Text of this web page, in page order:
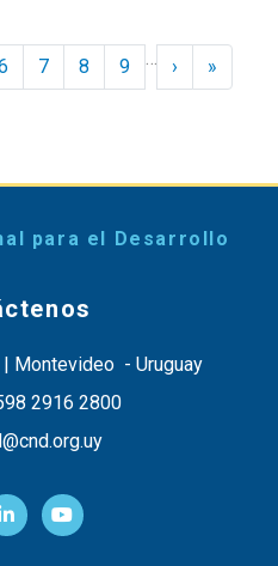
7 8 9 … › Siguiente ›
»
para el Desarrollo
| Montevideo - Uruguay
2916 2800